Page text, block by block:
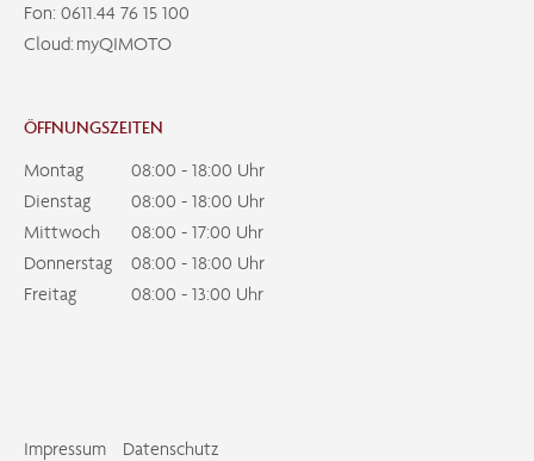
Fon: 0611.44 76 15 100
Cloud: myQIMOTO
ÖFFNUNGSZEITEN
Montag
08:00 - 18:00 Uhr
Dienstag
08:00 - 18:00 Uhr
Mittwoch
08:00 - 17:00 Uhr
Donnerstag
08:00 - 18:00 Uhr
Freitag
08:00 - 13:00 Uhr
Impressum Datenschutz